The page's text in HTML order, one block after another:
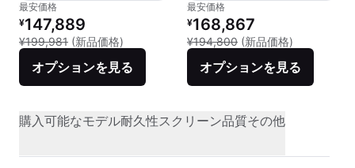
最安価格
リファービッシュ品の価格：
¥147,889
¥199,981 (新品価格) 新品との比較：¥199,981
オプションを見る
最安価格
リファービッシュ品の価格：
¥168,867
¥194,800 (新品価格)
オプションを見る
購入可能なモデル耐久性スクリーン品質その他